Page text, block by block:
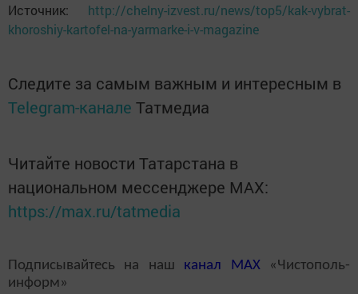
Источник: http://chelny-izvest.ru/news/top5/kak-vybrat-
khoroshiy-kartofel-na-yarmarke-i-v-magazine
Следите за самым важным и интересным в
Telegram-канале Татмедиа
Читайте новости Татарстана в
национальном мессенджере MАХ:
https://max.ru/tatmedia
Подписывайтесь на наш канал MAX«Чистополь-
информ»